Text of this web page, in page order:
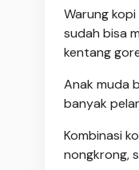
Warung
sudah bisa
kentang
Anak muda
banyak
Kombinasi
nongkrong,